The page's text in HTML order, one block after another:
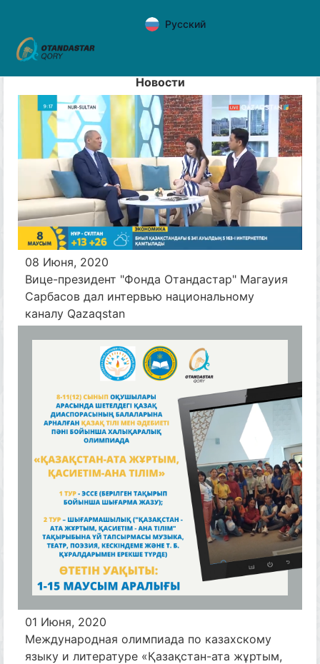
Русский
Новости
08 Июня, 2020
Вице-президент "Фонда Отандастар" Магауия
Сарбасов дал интервью национальному
каналу Qazaqstan
01 Июня, 2020
Международная олимпиада по казахскому
языку и литературе «Қазақстан-ата жұртым,